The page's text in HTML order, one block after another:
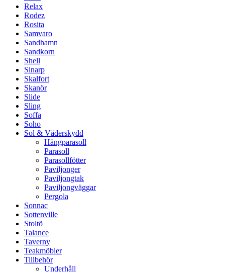
Relax
Rodez
Rosita
Samvaro
Sandhamn
Sandkorn
Shell
Sinarp
Skalfort
Skanör
Slide
Sling
Soffa
Soho
Sol & Väderskydd
Hängparasoll
Parasoll
Parasollfötter
Paviljonger
Paviljongtak
Paviljongväggar
Pergola
Sonnac
Sottenville
Stoltö
Talance
Taverny
Teakmöbler
Tillbehör
Underhåll